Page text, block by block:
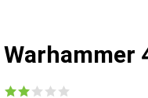
Warhammer